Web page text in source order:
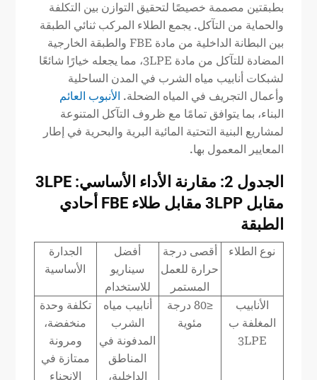
بطبقتين مصممة خصيصًا لتحقيق التوازن بين التكلفة
والحماية من التآكل. يجمع الطلاء المركب ثنائي الطبقة
بين البطانة الداخلية من مادة FBE والطبقة الخارجية
المضادة للتآكل من مادة 3LPE، مما يجعله خيارًا شائعًا
لشبكات أنابيب مياه الشرب في المدن الساحلية
وأعمال التجريف في المياه الضحلة. الأنبوب العائم
البناء، بما يتوافق تمامًا مع ظروف التآكل المتنوعة
لمشاريع البنية التحتية المائية البرية والبحرية في إطار
المعايير المعمول بها.
الجدول 2: مقارنة الأداء الأساسي: 3LPE
مقابل 3LPP مقابل طلاء FBE أحادي
الطبقة
نوع الطلاء
أقصى درجة
حرارة للعمل
المستمر
أفضل
سيناريو
للاستخدام
الجدارة
الأساسية
الأنابيب
المغلفة ب
3LPE
≤80 درجة
مئوية
أنابيب مياه
الشرب
المدفونة في
المناطق
الداخلية،
تكلفة وحدة
منخفضة،
ومرونة
ممتازة في
الانحناء